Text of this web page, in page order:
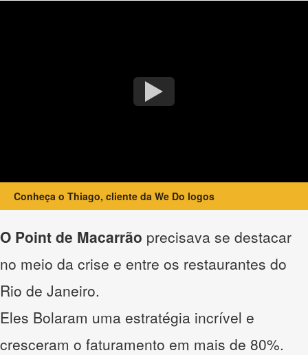
Conheça o Thiago, cliente da We Do logos
O Point de Macarrão precisava se destacar
no meio da crise e entre os restaurantes do
Rio de Janeiro.
Eles Bolaram uma estratégia incrível e
cresceram o faturamento em mais de 80%.